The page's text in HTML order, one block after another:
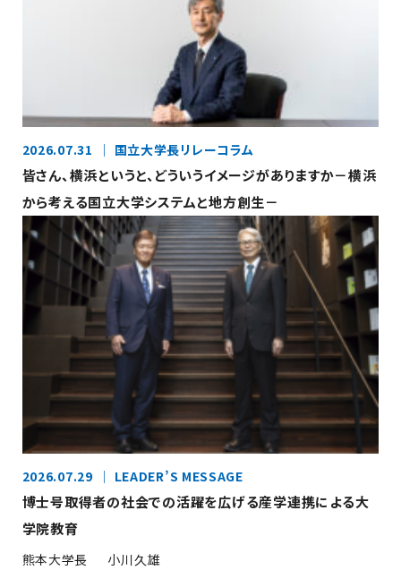
2026.07.31 国立大学長リレーコラム
皆さん、横浜というと、どういうイメージがありますか－横浜
から考える国立大学システムと地方創生－
2026.07.29 LEADER’S MESSAGE
博士号取得者の社会での活躍を広げる産学連携による大
学院教育
熊本大学長
小川久雄